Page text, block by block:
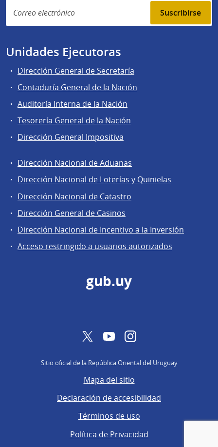
Suscribirse
Unidades Ejecutoras
Dirección General de Secretaría
Contaduría General de la Nación
Auditoría Interna de la Nación
Tesorería General de la Nación
Dirección General Impositiva
Áreas
la
Dirección
General
de
Secretaría
Dirección Nacional de Aduanas
Dirección Nacional de Loterías y Quinielas
Dirección Nacional de Catastro
Dirección General de Casinos
Dirección Nacional de Incentivo a la Inversión
Acceso restringido a usuarios autorizados
gub.uy
TwitterYouTubeInstagram
Sitio oficial de la República Oriental del Uruguay
Mapa del sitio
Declaración de accesibilidad
Términos de uso
Política de Privacidad